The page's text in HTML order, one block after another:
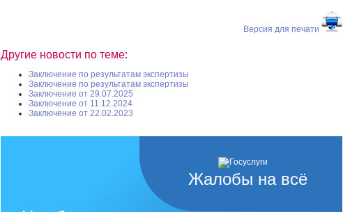
Версия для печати
Другие новости по теме:
Заключение по результатам экспертизы
Заключение по результатам экспертизы
Заключение от 29.07.2025
Заключение от 11.12.2024
Заключение от 22.02.2023
Жалобы на всё